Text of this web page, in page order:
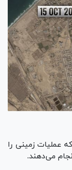
از ۳ ماه است که عملیات زمینی را
می‌دهند.